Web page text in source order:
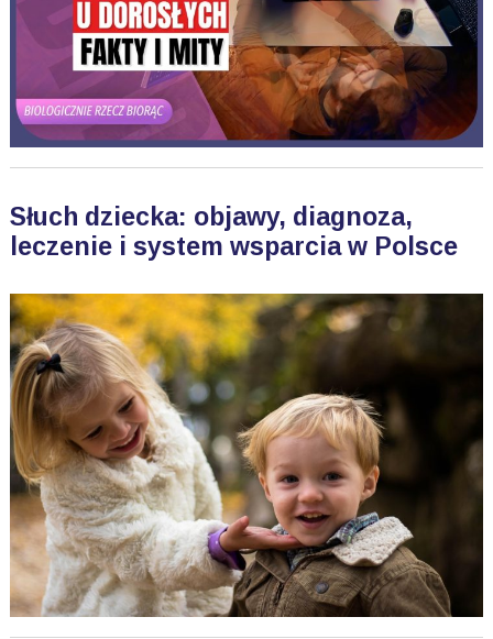
Słuch dziecka: objawy, diagnoza,
leczenie i system wsparcia w Polsce